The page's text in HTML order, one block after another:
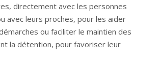
directement avec les personnes
avec leurs proches, pour les aider
ou faciliter le maintien des
la détention, pour favoriser leur